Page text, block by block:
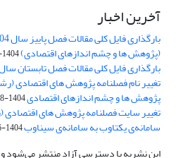
آخرین اخبار
(پژوهش ها و چشم اندازهای اقتصادی)1404-11-12
بارگذاری فایل کلی مقالات فصل تابستان سال
تغییر نام فصلنامه پژوهش های اقتصادی
پژوهش ها و چشم اندازهای اقتصادی1404-08-01
تغییر سایت فصلنامه پژوهش های اقتصادی
سامانه‌ی یکتاوب به سامانه‌ی سیناوب1404-06-26